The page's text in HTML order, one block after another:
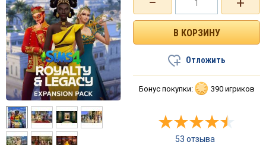
Отложить
Бонус покупки: 390 игриков
53 отзыва